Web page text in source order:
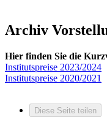
Archiv
Hier finden Sie die
Institutspreise 2023/2024
Institutspreise 2020/2021
Diese Seite teilen